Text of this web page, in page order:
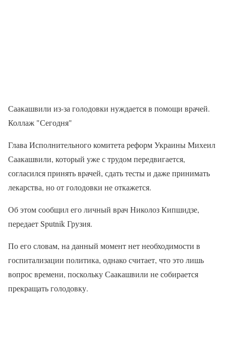
Саакашвили из-за голодовки нуждается в помощи врачей.
Коллаж "Сегодня"
Глава Исполнительного комитета реформ Украины Михеил
Саакашвили, который уже с трудом передвигается,
согласился принять врачей, сдать тесты и даже принимать
лекарства, но от голодовки не откажется.
Об этом сообщил его личный врач Николоз Кипшидзе,
передает Sputnik Грузия.
По его словам, на данный момент нет необходимости в
госпитализации политика, однако считает, что это лишь
вопрос времени, поскольку Саакашвили не собирается
прекращать голодовку.